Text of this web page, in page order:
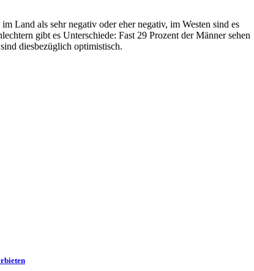
Land als sehr negativ oder eher negativ, im Westen sind es
gibt es Unterschiede: Fast 29 Prozent der Männer sehen
diesbezüglich optimistisch.